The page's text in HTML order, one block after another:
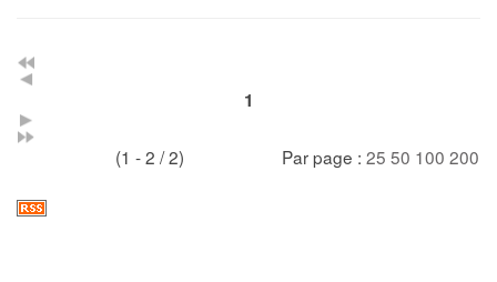
1
(1 - 2 / 2) Par page : 25 50 100 200